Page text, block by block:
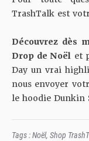
TrashTalk est
Découvrez dès
Drop de Noël et
Day un vrai
nous envoyer
le hoodie Dunkin
Tags :Noël, Shop